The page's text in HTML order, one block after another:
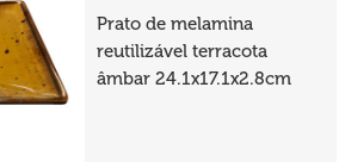
Prato de melamina
reutilizável terracota
âmbar 24.1x17.1x2.8cm